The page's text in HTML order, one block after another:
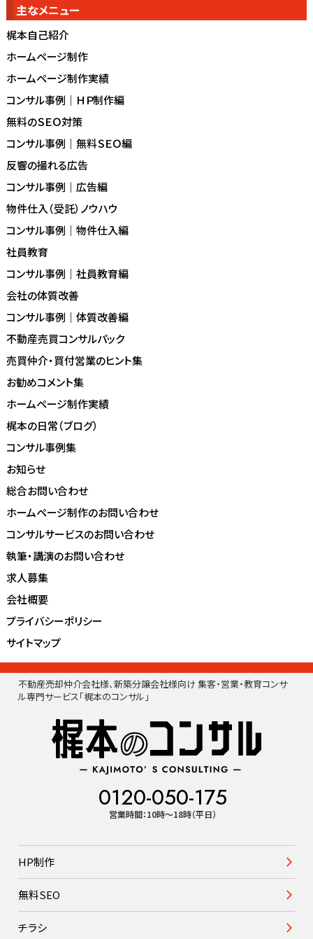
主なメニュー
梶本自己紹介
ホームページ制作
ホームページ制作実績
コンサル事例｜ＨＰ制作編
無料のＳＥＯ対策
コンサル事例｜無料ＳＥＯ編
反響の撮れる広告
コンサル事例｜広告編
物件仕入（受託）ノウハウ
コンサル事例｜物件仕入編
社員教育
コンサル事例｜社員教育編
会社の体質改善
コンサル事例｜体質改善編
不動産売買コンサルパック
売買仲介・買付営業のヒント集
お勧めコメント集
ホームページ制作実績
梶本の日常（ブログ）
コンサル事例集
お知らせ
総合お問い合わせ
ホームページ制作のお問い合わせ
コンサルサービスのお問い合わせ
執筆・講演のお問い合わせ
求人募集
会社概要
プライバシーポリシー
サイトマップ
不動産売却仲介会社様、新築分譲会社様向け 集客・営業・教育コンサ
ル専門サービス「梶本のコンサル」
0120-050-175
営業時間：10時〜18時（平日）
HP制作
無料SEO
チラシ